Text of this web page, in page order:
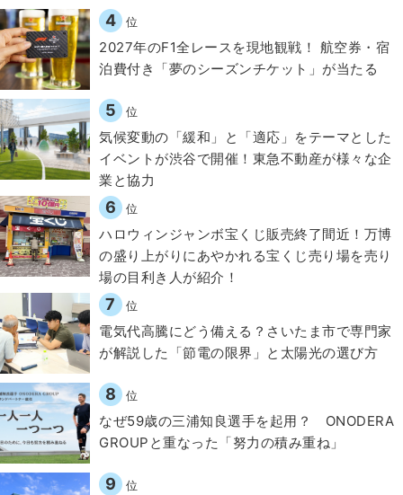
4 位
2027年のF1全レースを現地観戦！ 航空券・宿
泊費付き「夢のシーズンチケット」が当たる
5 位
気候変動の「緩和」と「適応」をテーマとした
イベントが渋谷で開催！東急不動産が様々な企
業と協力
6 位
ハロウィンジャンボ宝くじ販売終了間近！万博
の盛り上がりにあやかれる宝くじ売り場を売り
場の目利き人が紹介！
7 位
電気代高騰にどう備える？さいたま市で専門家
が解説した「節電の限界」と太陽光の選び方
8 位
なぜ59歳の三浦知良選手を起用？ ONODERA
GROUPと重なった「努力の積み重ね」
9 位